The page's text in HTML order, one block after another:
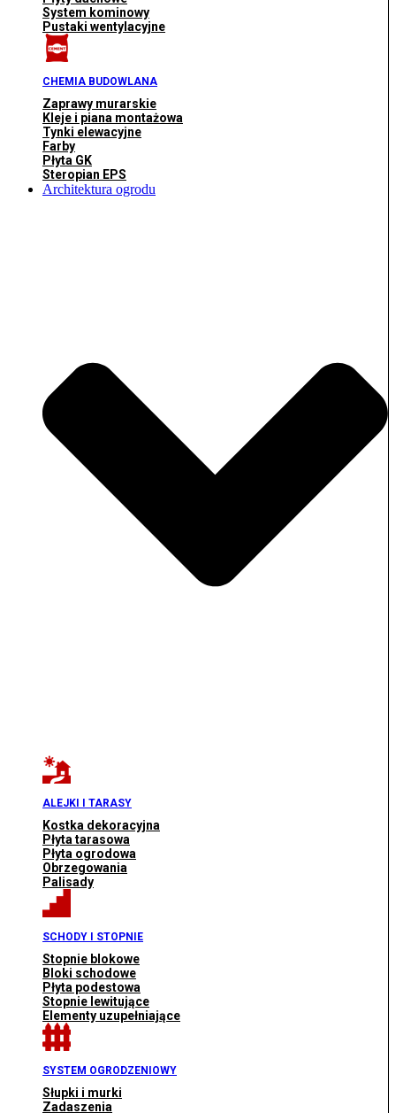
System kominowy
Pustaki wentylacyjne
CHEMIA BUDOWLANA
Zaprawy murarskie
Kleje i piana montażowa
Tynki elewacyjne
Farby
Płyta GK
Steropian EPS
Architektura ogrodu
ALEJKI I TARASY
Kostka dekoracyjna
Płyta tarasowa
Płyta ogrodowa
Obrzegowania
Palisady
SCHODY I STOPNIE
Stopnie blokowe
Bloki schodowe
Płyta podestowa
Stopnie lewitujące
Elementy uzupełniające
SYSTEM OGRODZENIOWY
Słupki i murki
Zadaszenia